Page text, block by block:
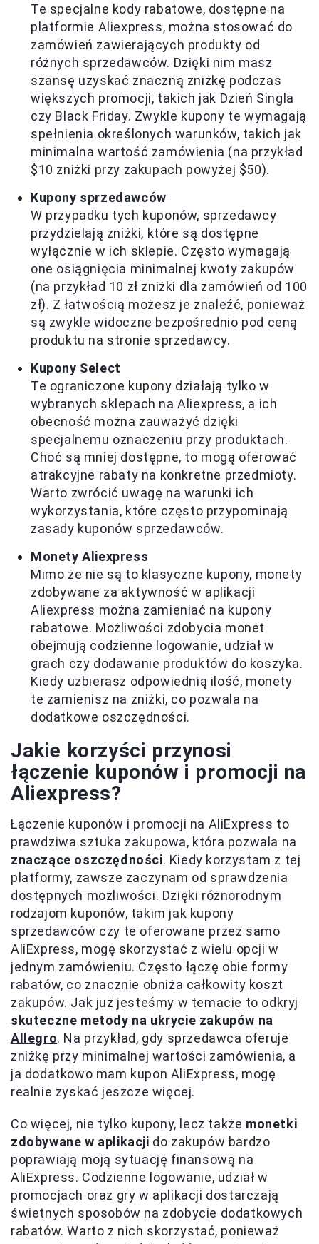
Te specjalne kody rabatowe, dostępne na
platformie Aliexpress, można stosować do
zamówień zawierających produkty od
różnych sprzedawców. Dzięki nim masz
szansę uzyskać znaczną zniżkę podczas
większych promocji, takich jak Dzień Singla
czy Black Friday. Zwykle kupony te wymagają
spełnienia określonych warunków, takich jak
minimalna wartość zamówienia (na przykład
$10 zniżki przy zakupach powyżej $50).
Kupony sprzedawców
W przypadku tych kuponów, sprzedawcy
przydzielają zniżki, które są dostępne
wyłącznie w ich sklepie. Często wymagają
one osiągnięcia minimalnej kwoty zakupów
(na przykład 10 zł zniżki dla zamówień od 100
zł). Z łatwością możesz je znaleźć, ponieważ
są zwykle widoczne bezpośrednio pod ceną
produktu na stronie sprzedawcy.
Kupony Select
Te ograniczone kupony działają tylko w
wybranych sklepach na Aliexpress, a ich
obecność można zauważyć dzięki
specjalnemu oznaczeniu przy produktach.
Choć są mniej dostępne, to mogą oferować
atrakcyjne rabaty na konkretne przedmioty.
Warto zwrócić uwagę na warunki ich
wykorzystania, które często przypominają
zasady kuponów sprzedawców.
Monety Aliexpress
Mimo że nie są to klasyczne kupony, monety
zdobywane za aktywność w aplikacji
Aliexpress można zamieniać na kupony
rabatowe. Możliwości zdobycia monet
obejmują codzienne logowanie, udział w
grach czy dodawanie produktów do koszyka.
Kiedy uzbierasz odpowiednią ilość, monety
te zamienisz na zniżki, co pozwala na
dodatkowe oszczędności.
Jakie korzyści przynosi
łączenie kuponów i promocji na
Aliexpress?
Łączenie kuponów i promocji na AliExpress to
prawdziwa sztuka zakupowa, która pozwala na
znaczące oszczędności. Kiedy korzystam z tej
platformy, zawsze zaczynam od sprawdzenia
dostępnych możliwości. Dzięki różnorodnym
rodzajom kuponów, takim jak kupony
sprzedawców czy te oferowane przez samo
AliExpress, mogę skorzystać z wielu opcji w
jednym zamówieniu. Często łączę obie formy
rabatów, co znacznie obniża całkowity koszt
zakupów. Jak już jesteśmy w temacie to odkryj
skuteczne metody na ukrycie zakupów na
Allegro. Na przykład, gdy sprzedawca oferuje
zniżkę przy minimalnej wartości zamówienia, a
ja dodatkowo mam kupon AliExpress, mogę
realnie zyskać jeszcze więcej.
Co więcej, nie tylko kupony, lecz także monetki
zdobywane w aplikacji do zakupów bardzo
poprawiają moją sytuację finansową na
AliExpress. Codzienne logowanie, udział w
promocjach oraz gry w aplikacji dostarczają
świetnych sposobów na zdobycie dodatkowych
rabatów. Warto z nich skorzystać, ponieważ